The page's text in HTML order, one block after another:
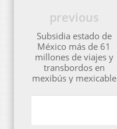
previous
Subsidia estado de
México más de 61
millones de viajes y
transbordos en
mexibús y mexicable